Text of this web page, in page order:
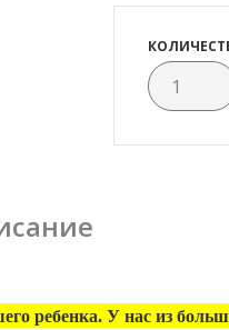
ребенка. У нас из